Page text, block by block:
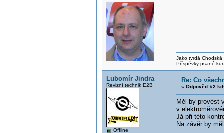
Jako tvrdá
Příspěvky psané
Lubomír Jindra
Revizní technik E2B
Offline
Re: Co
« Odpověď #2
Měl by provést
v
Já při této
Na závěr by